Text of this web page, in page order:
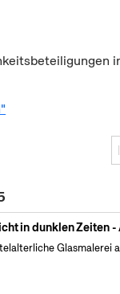
in dunklen Zeiten -
Glasmalerei